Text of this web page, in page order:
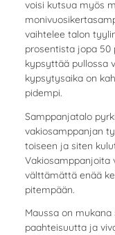
voisi kutsua myös
vaihtelee talon
prosentista jopa 50
kypsyttää pullossa
kypsytysaika on
pidempi.
Samppanjatalo
vakiosamppanjan
toiseen ja siten
Vakiosamppanjoita
välttämättä enää
pitempään.
Maussa on
paahteisuutta ja